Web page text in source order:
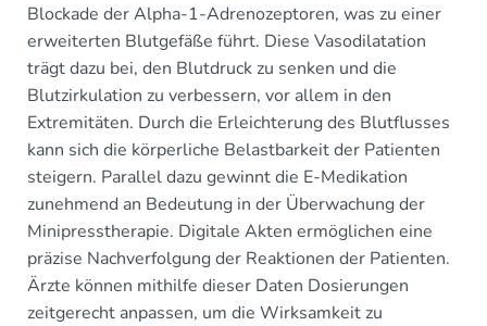
Blockade der Alpha-1-Adrenozeptoren, was zu einer
erweiterten Blutgefäße führt. Diese Vasodilatation
trägt dazu bei, den Blutdruck zu senken und die
Blutzirkulation zu verbessern, vor allem in den
Extremitäten. Durch die Erleichterung des Blutflusses
kann sich die körperliche Belastbarkeit der Patienten
steigern. Parallel dazu gewinnt die E-Medikation
zunehmend an Bedeutung in der Überwachung der
Minipresstherapie. Digitale Akten ermöglichen eine
präzise Nachverfolgung der Reaktionen der Patienten.
Ärzte können mithilfe dieser Daten Dosierungen
zeitgerecht anpassen, um die Wirksamkeit zu